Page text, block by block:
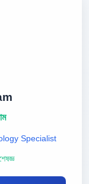
Specialist